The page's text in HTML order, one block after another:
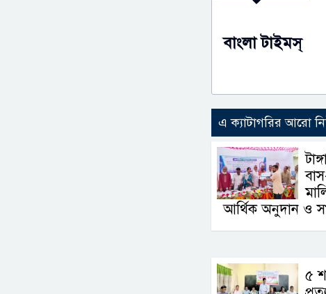
বাংলা টাইমস্
এ ক্যাটাগরির আরো
আর্থিক অনুদান ও
৫